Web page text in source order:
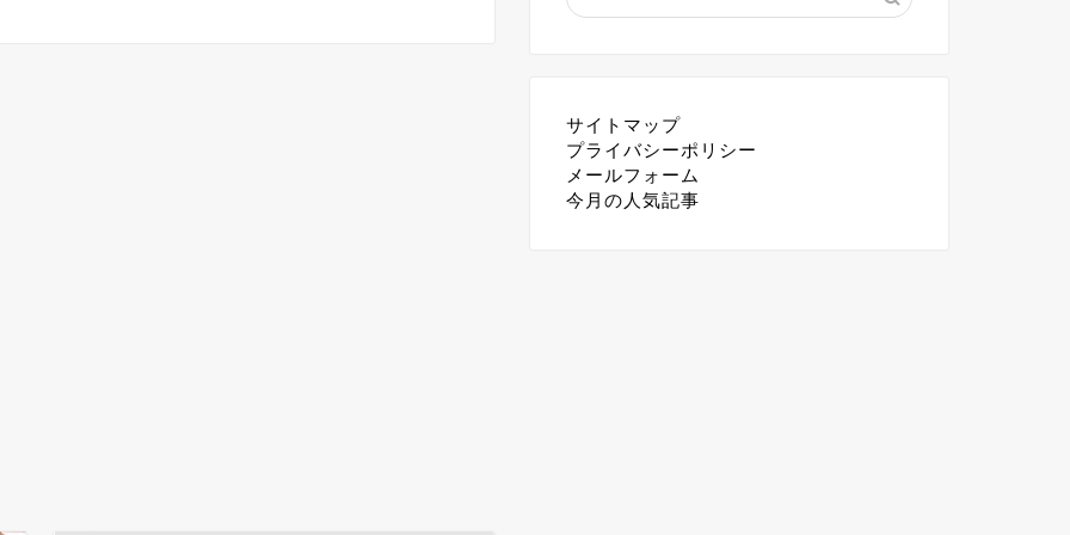
サイトマップ
プライバシーポリシー
メールフォーム
今月の人気記事